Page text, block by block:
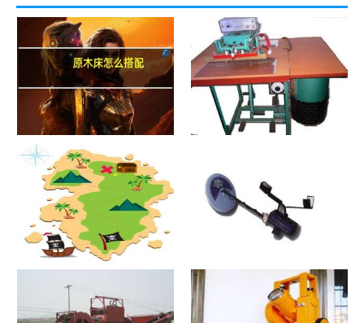
原木床怎么搭配
寻宝？寻宝2021价格和图文详
探测器？探测器2021价格和图
文详情